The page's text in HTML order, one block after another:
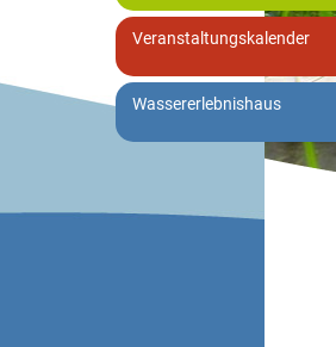
Veranstaltungskalender
Wassererlebnishaus